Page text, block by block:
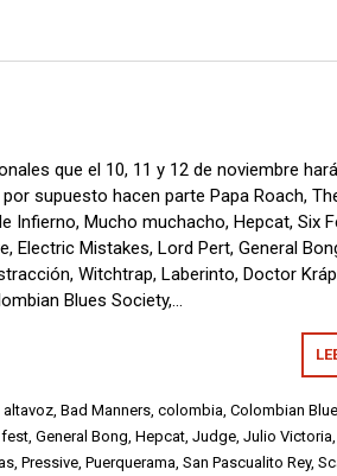
que el 10, 11 y 12 de noviembre
supuesto hacen parte Papa Roach,
Infierno, Mucho muchacho, Hepcat, Six
Electric Mistakes, Lord Pert, General
Witchtrap, Laberinto, Doctor
Blues Society,…
altavoz, Bad Manners, colombia, Colombian
fest, General Bong, Hepcat, Judge, Julio Victoria,
, Pressive, Puerquerama, San Pascualito Rey,